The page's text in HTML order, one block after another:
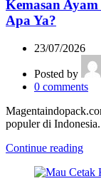
Kemasan
Apa Ya?
23/07/2026
Posted by
0 comments
populer di
Continue reading